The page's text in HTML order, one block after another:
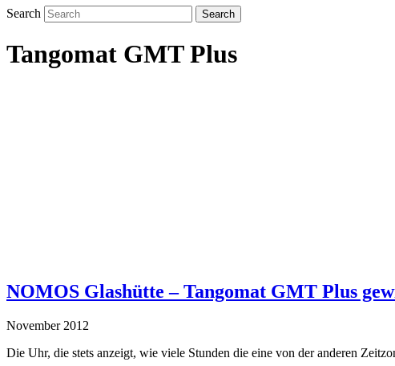
Search
Tangomat GMT Plus
NOMOS Glashütte – Tangomat GMT Plus
November 2012
Die Uhr, die stets anzeigt, wie viele Stunden die eine von der anderen